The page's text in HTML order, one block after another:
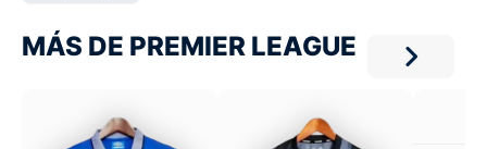
MÁS DE PREMIER LEAGUE